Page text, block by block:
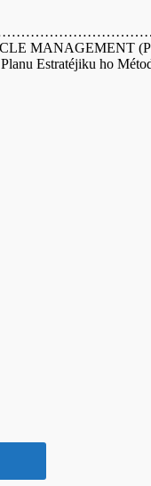
MANAGEMENT
Estratéjiku ho